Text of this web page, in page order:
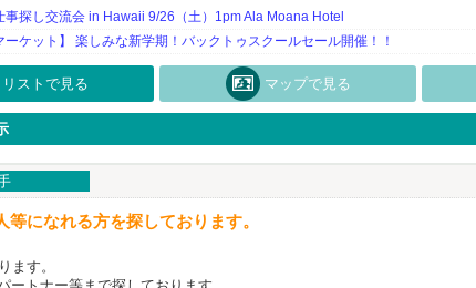
事探し交流会 in Hawaii 9/26（土）1pm Ala Moana Hotel
ーケット】 楽しみな新学期！バックトゥスクールセール開催！！
リストで見る マップで見る
等になれる方を探しております。
ます。